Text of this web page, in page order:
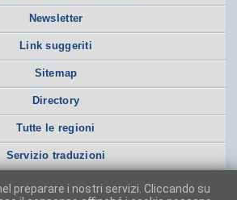
Newsletter
Link suggeriti
Sitemap
Directory
Tutte le regioni
Servizio traduzioni
preparare i nostri servizi. Cliccando su